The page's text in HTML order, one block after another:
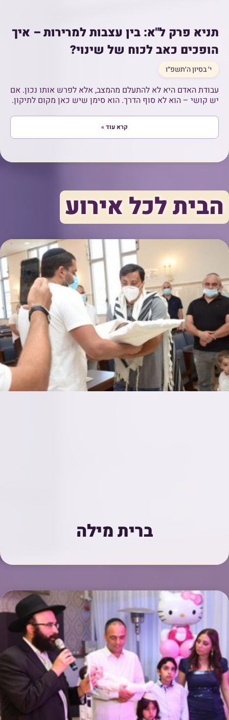
תניא פרק ל"א: בין עצבות למרירות – איך
הופכים כאב לכוח של שינוי?
י׳ בסיון ה׳תשפ״ו
עבודת האדם היא לא להתעלם מהמצב, אלא לפרש אותו נכון. אם
יש קושי – הוא לא סוף הדרך. הוא סימן שיש כאן מקום לתיקון.
קרא עוד »
הבית לכל אירוע
ברית מילה